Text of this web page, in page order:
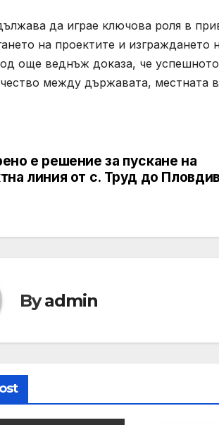
да играе ключова роля в
на проектите и изграждането
още веднъж доказа, че
между държавата, местната
е решение за пускане на
линия от с. Труд до Пловдив
Byadmin